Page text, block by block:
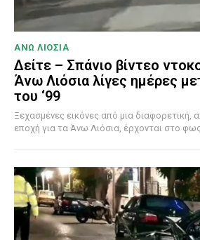
ΑΝΩ ΛΙΟΣΙΑ
Δείτε – Σπάνιο βίντεο
Άνω Λιόσια λίγες ημέρες
του ‘99
Ξεχασμένες εικόνες από μια διαφορετική,
εποχή για τα Άνω Λιόσια, έρχονται στο φως